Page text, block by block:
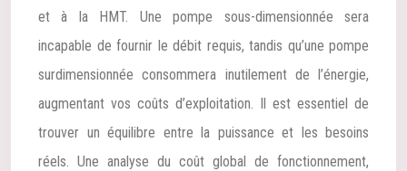
et à la HMT. Une pompe sous-dimensionnée sera
incapable de fournir le débit requis, tandis qu’une pompe
surdimensionnée consommera inutilement de l’énergie,
augmentant vos coûts d’exploitation. Il est essentiel de
trouver un équilibre entre la puissance et les besoins
réels. Une analyse du coût global de fonctionnement,